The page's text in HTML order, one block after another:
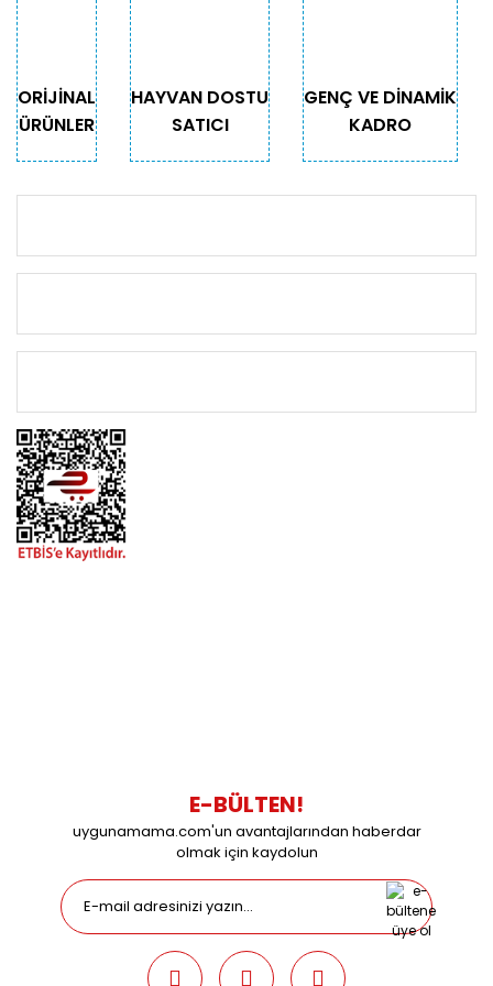
Gönder
ORİJİNAL
ÜRÜNLER
HAYVAN DOSTU
SATICI
GENÇ VE DİNAMİK
KADRO
E-BÜLTEN!
uygunamama.com'un avantajlarından haberdar
olmak için kaydolun